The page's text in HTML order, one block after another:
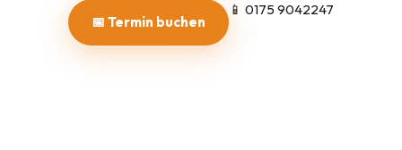
📅 Termin buchen
📱 0175 9042247